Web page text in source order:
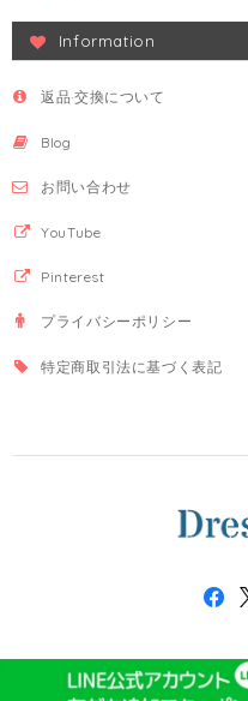
Information
返品·交換について
Blog
お問い合わせ
YouTube
Pinterest
プライバシーポリシー
特定商取引法に基づく表記